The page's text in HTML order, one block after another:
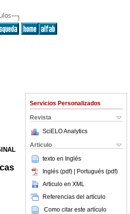
Servicios Personalizados
Revista
SciELO Analytics
Articulo
texto en Inglés
Inglés (pdf) | Portugués (pdf)
Articulo en XML
Referencias del artículo
Como citar este artículo